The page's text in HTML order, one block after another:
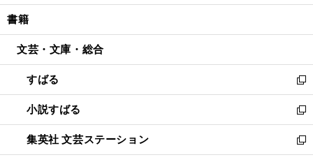
開
ウ
開
ン
ウ
開
く
ウ
ン
ウ
で
開
く
し
ウ
ン
ド
ウ
で
開
く
書籍
文芸・文庫・総合
すばる
新
し
い
ウ
ィ
ン
小説すばる
新
し
い
ウ
集英社 文芸ステーション
新
し